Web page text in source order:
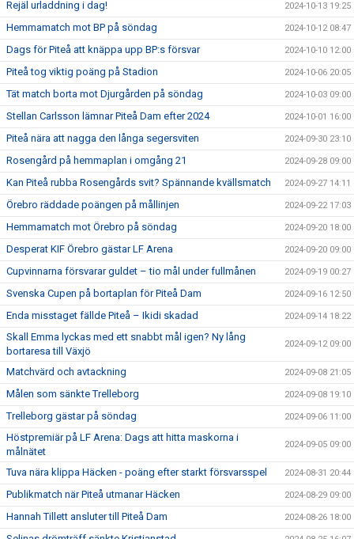
Rejäl urladdning i dag! 2024-10-13 19:25
Hemmamatch mot BP på söndag 2024-10-12 08:47
Dags för Piteå att knäppa upp BP:s försvar 2024-10-10 12:00
Piteå tog viktig poäng på Stadion 2024-10-06 20:05
Tät match borta mot Djurgården på söndag 2024-10-03 09:00
Stellan Carlsson lämnar Piteå Dam efter 2024 2024-10-01 16:00
Piteå nära att nagga den långa segersviten 2024-09-30 23:10
Rosengård på hemmaplan i omgång 21 2024-09-28 09:00
Kan Piteå rubba Rosengårds svit? Spännande kvällsmatch 2024-09-27 14:11
Örebro räddade poängen på mållinjen 2024-09-22 17:03
Hemmamatch mot Örebro på söndag 2024-09-20 18:00
Desperat KIF Örebro gästar LF Arena 2024-09-20 09:00
Cupvinnarna försvarar guldet – tio mål under fullmånen 2024-09-19 00:27
Svenska Cupen på bortaplan för Piteå Dam 2024-09-16 12:50
Enda misstaget fällde Piteå – Ikidi skadad 2024-09-14 18:22
Skall Emma lyckas med ett snabbt mål igen? Ny lång
bortaresa till Växjö
2024-09-12 09:00
Matchvärd och avtackning 2024-09-08 21:05
Målen som sänkte Trelleborg 2024-09-08 19:10
Trelleborg gästar på söndag 2024-09-06 11:00
Höstpremiär på LF Arena: Dags att hitta maskorna i
målnätet
2024-09-05 09:00
Tuva nära klippa Häcken - poäng efter starkt försvarsspel 2024-08-31 20:44
Publikmatch när Piteå utmanar Häcken 2024-08-29 09:00
Hannah Tillett ansluter till Piteå Dam 2024-08-26 18:00